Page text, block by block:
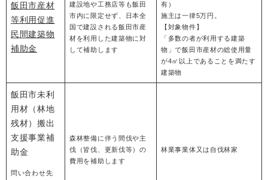
飯田市産材
等利用促進
民間建築物
補助金
建設地や工務店等も飯田
市内に限定せず、日本全
国で建設される飯田市産
材を利用した建築物に対
して補助します
有）
施主は一律5万円。
【対象物件】
「多数の者が利用する建築
物」で飯田市産材の総使用量
が4㎥以上であることを満たす
建築物
飯田市未利
用材（林地
残材）搬出
支援事業補
助金
問い合わせ先
森林整備に伴う間伐や主
伐（皆伐、更新伐等）の
費用を補助します
林業事業体又は自伐林家